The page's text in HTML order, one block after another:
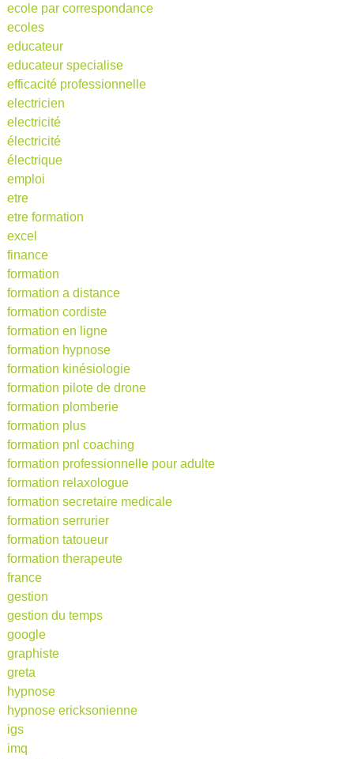
ecole par correspondance
ecoles
educateur
educateur specialise
efficacité professionnelle
electricien
electricité
électricité
électrique
emploi
etre
etre formation
excel
finance
formation
formation a distance
formation cordiste
formation en ligne
formation hypnose
formation kinésiologie
formation pilote de drone
formation plomberie
formation plus
formation pnl coaching
formation professionnelle pour adulte
formation relaxologue
formation secretaire medicale
formation serrurier
formation tatoueur
formation therapeute
france
gestion
gestion du temps
google
graphiste
greta
hypnose
hypnose ericksonienne
igs
imq